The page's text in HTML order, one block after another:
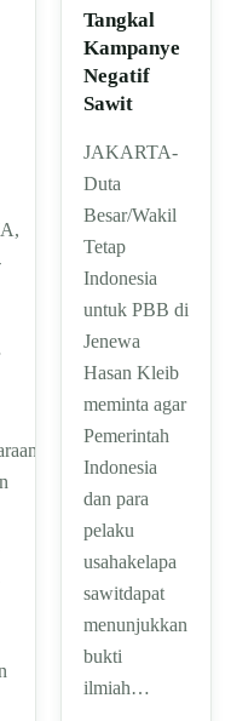
Tangkal
Kampanye
Negatif
Sawit
JAKARTA-
Duta
Besar/Wakil
Tetap
Indonesia
untuk PBB di
Jenewa
Hasan Kleib
meminta agar
Pemerintah
Indonesia
dan para
pelaku
usahakelapa
sawitdapat
menunjukkan
bukti
ilmiah…